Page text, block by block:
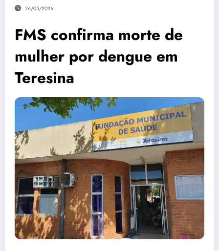
26/05/2026
FMS confirma morte de
mulher por dengue em
Teresina